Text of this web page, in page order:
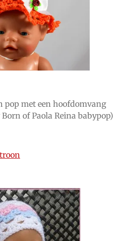
pop met een hoofdomvang
of Paola Reina babypop)